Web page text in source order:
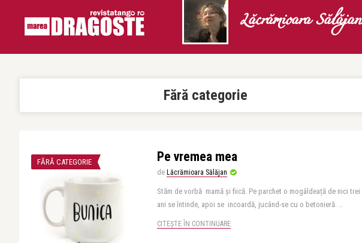
Lăcrămioara Sălăjan
Fără categorie
FĂRĂ CATEGORIE Pe vremea mea
de Lăcrămioara Sălăjan
Stăm de vorbă mamă și fiică. Pe parchet o mogâldeață de nici trei
ani se întinde, apoi se incoardă, jucând-se cu o betonieră. ..
CITEȘTE ÎN CONTINUARE